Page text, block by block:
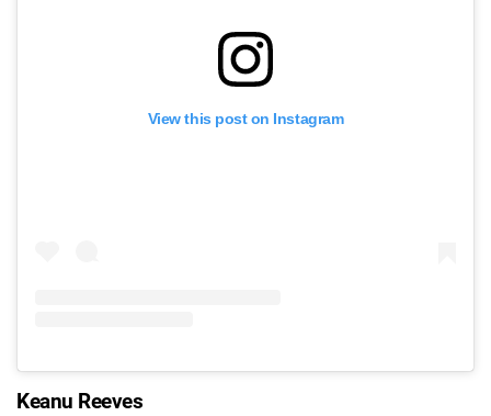
View this post on Instagram
Keanu Reeves